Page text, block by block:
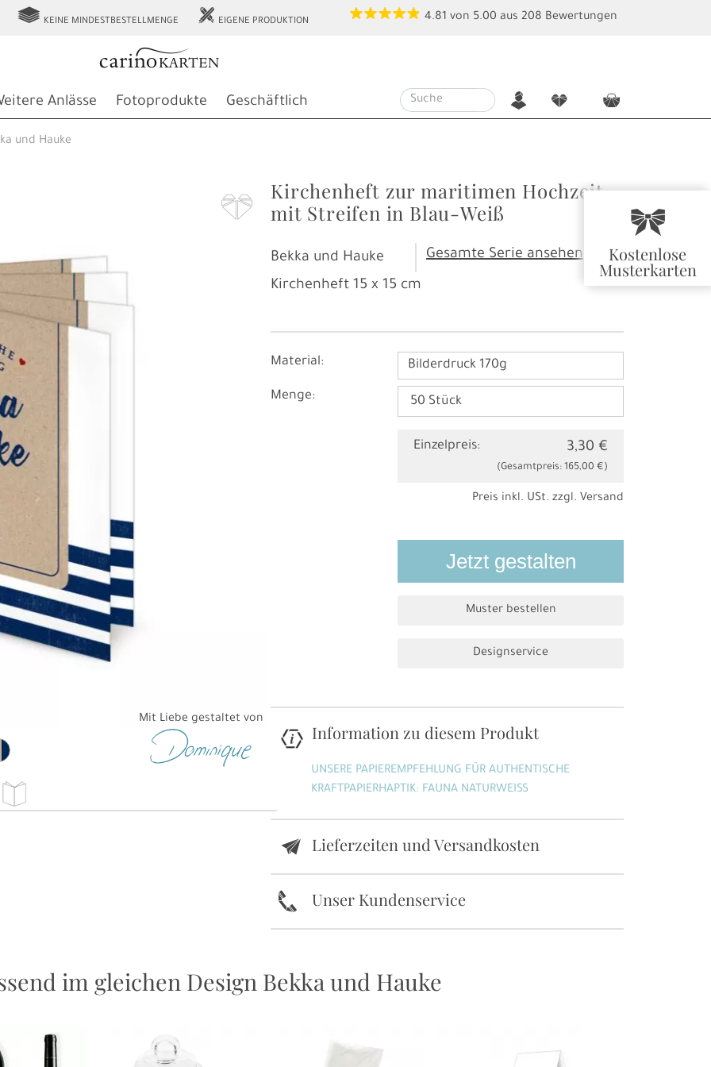
r
Kostenlose
Musterkarten
g KEINE MINDESTBESTELLMENGE h EIGENE PRODUKTION 4.81 von 5.00 aus 208 Bewertungen
Anlässe Fotoprodukte Geschäftlich n f c
und Hauke
F
Mit Liebe gestaltet von
Kirchenheft zur maritimen Hochzeit
mit Streifen in Blau-Weiß
Bekka und Hauke
Gesamte Serie ansehen
Kirchenheft 15 x 15 cm
Material: Bilderdruck 170g
Menge:
Einzelpreis: 3,30 €
(Gesamtpreis: 165,00 €)
Preis inkl. USt. zzgl. Versand
Jetzt gestalten
Muster bestellen
Designservice
Information zu diesem Produkt
UNSERE PAPIEREMPFEHLUNG FÜR AUTHENTISCHE
KRAFTPAPIERHAPTIK: FAUNA NATURWEISS
e Lieferzeiten und Versandkosten
k Unser Kundenservice
im gleichen Design Bekka und Hauke